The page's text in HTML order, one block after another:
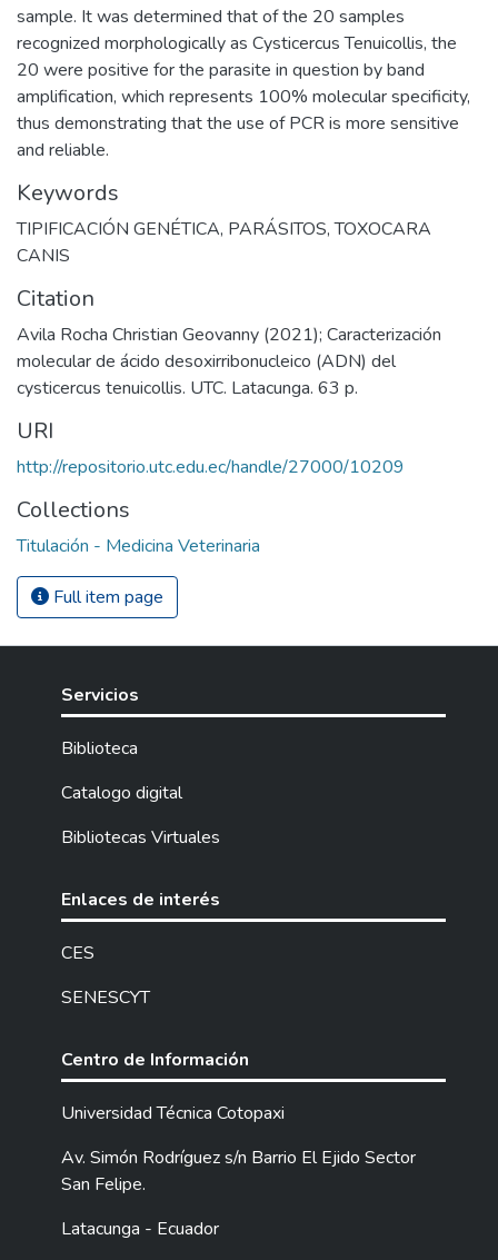
sample. It was determined that of the 20 samples
recognized morphologically as Cysticercus Tenuicollis, the
20 were positive for the parasite in question by band
amplification, which represents 100% molecular specificity,
thus demonstrating that the use of PCR is more sensitive
and reliable.
Keywords
TIPIFICACIÓN GENÉTICA, PARÁSITOS,TOXOCARA
CANIS
Citation
Avila Rocha Christian Geovanny (2021); Caracterización
molecular de ácido desoxirribonucleico (ADN) del
cysticercus tenuicollis. UTC. Latacunga. 63 p.
URI
http://repositorio.utc.edu.ec/handle/27000/10209
Collections
Titulación - Medicina Veterinaria
Full item page
Servicios
Biblioteca
Catalogo digital
Bibliotecas Virtuales
Enlaces de interés
CES
SENESCYT
Centro de Información
Universidad Técnica Cotopaxi
Av. Simón Rodríguez s/n Barrio El Ejido Sector
San Felipe.
Latacunga - Ecuador